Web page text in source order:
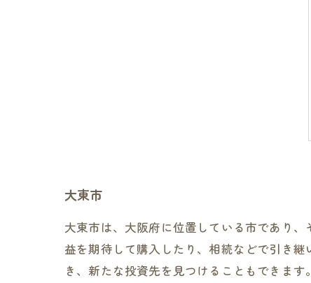
大東市
大東市は、大阪府に位置している市であり
益を期待して購入したり、相続などで引き
き、新たな投資先を見つけることもできま